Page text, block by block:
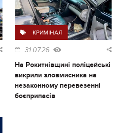
КРИМІНАЛ
31.07.26
На Рокитнівщині поліцейські
викрили зловмисника на
незаконному перевезенні
боєприпасів